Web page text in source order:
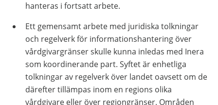
hanteras i fortsatt arbete.
Ett gemensamt arbete med juridiska tolkningar
och regelverk för informationshantering över
vårdgivargränser skulle kunna inledas med Inera
som koordinerande part. Syftet är enhetliga
tolkningar av regelverk över landet oavsett om de
därefter tillämpas inom en regions olika
vårdgivare eller över regiongränser. Områden